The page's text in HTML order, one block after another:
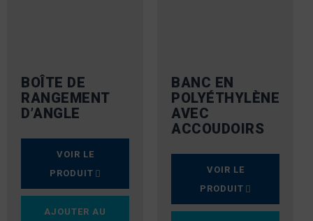
BOÎTE DE
RANGEMENT
D’ANGLE
VOIR LE
PRODUIT
AJOUTER AU
BANC EN
POLYÉTHYLÈNE
AVEC
ACCOUDOIRS
VOIR LE
PRODUIT